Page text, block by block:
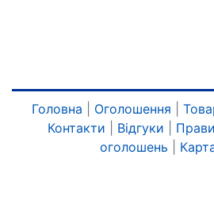
Головна Оголошення
Контакти
Відгуки
оголошень